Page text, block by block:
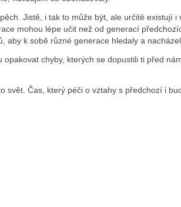
Jistě, i tak to může být, ale určitě existují i
mohou lépe učit než od generací
k sobě různé generace hledaly a
chyby, kterých se dopustili ti před
svět. Čas, který péči o vztahy s předchozí i